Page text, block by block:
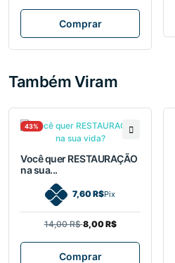
Comprar
Também Viram
43%
Você quer RESTAURAÇÃO
na sua...
7,60 R$Pix
14,00 R$8,00 R$
Comprar